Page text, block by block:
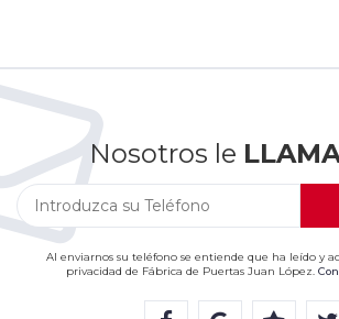
Nosotros le
Al enviarnos su teléfono se entiende que ha leído y
privacidad de Fábrica de Puertas Juan López.